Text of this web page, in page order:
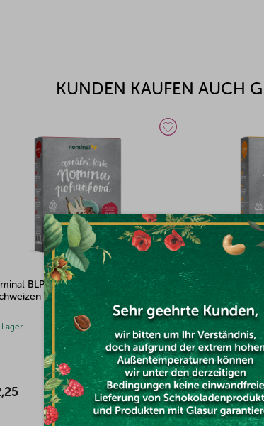
KUNDEN KAUFEN AUCH
NOMINA
Nominal BLP
Hirse 300g
Auf Lager
€1,94